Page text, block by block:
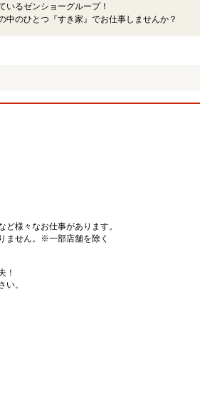
いるゼンショーグループ！
中のひとつ『すき家』でお仕事しませんか？
様々なお仕事があります。
ません。※一部店舗を除く
！
い。